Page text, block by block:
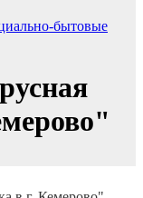
бытовые